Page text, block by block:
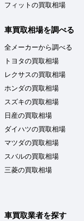
フィットの買取相場
車買取相場を調べる
全メーカーから調べる
トヨタの買取相場
レクサスの買取相場
ホンダの買取相場
スズキの買取相場
日産の買取相場
ダイハツの買取相場
マツダの買取相場
スバルの買取相場
三菱の買取相場
車買取業者を探す